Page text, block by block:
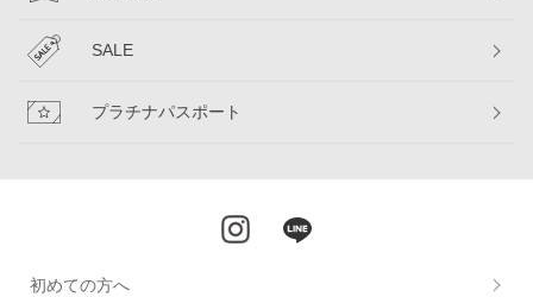
SALE
プラチナパスポート
初めての方へ